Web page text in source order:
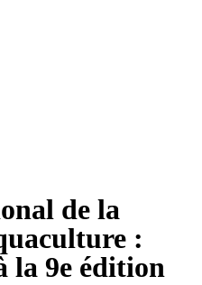
de la
:
la 9e édition